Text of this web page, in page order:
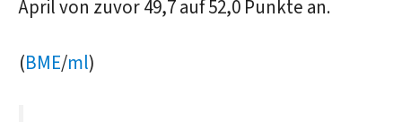
April von zuvor 49,7 auf 52,0 Punkte an.
(BME/ml)